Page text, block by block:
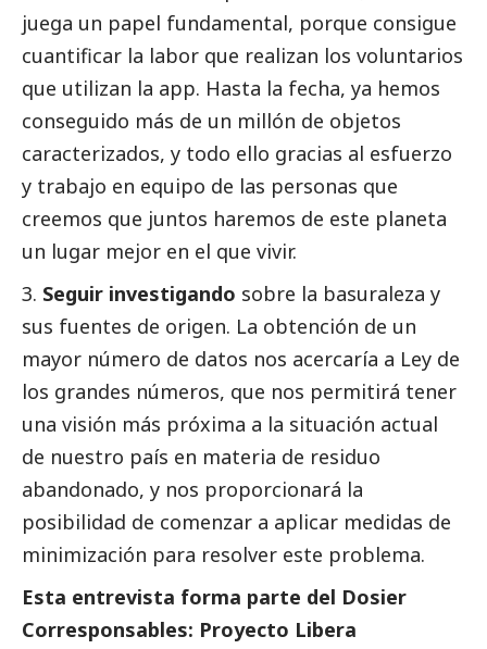
juega un papel fundamental, porque consigue
cuantificar la labor que realizan los voluntarios
que utilizan la app. Hasta la fecha, ya hemos
conseguido más de un millón de objetos
caracterizados, y todo ello gracias al esfuerzo
y trabajo en equipo de las personas que
creemos que juntos haremos de este planeta
un lugar mejor en el que vivir.
Seguir investigando sobre la basuraleza y
sus fuentes de origen. La obtención de un
mayor número de datos nos acercaría a Ley de
los grandes números, que nos permitirá tener
una visión más próxima a la situación actual
de nuestro país en materia de residuo
abandonado, y nos proporcionará la
posibilidad de comenzar a aplicar medidas de
minimización para resolver este problema.
Esta entrevista forma parte del Dosier
Corresponsables: Proyecto Libera